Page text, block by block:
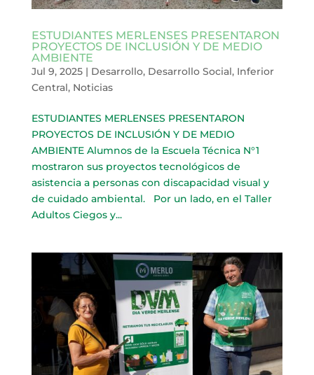
ESTUDIANTES MERLENSES PRESENTARON
PROYECTOS DE INCLUSIÓN Y DE MEDIO
AMBIENTE
Jul 9, 2025| Desarrollo, Desarrollo Social, Inferior
Central, Noticias
ESTUDIANTES MERLENSES PRESENTARON
PROYECTOS DE INCLUSIÓN Y DE MEDIO
AMBIENTE Alumnos de la Escuela Técnica N°1
mostraron sus proyectos tecnológicos de
asistencia a personas con discapacidad visual y
de cuidado ambiental. Por un lado, en el Taller
Adultos Ciegos y...